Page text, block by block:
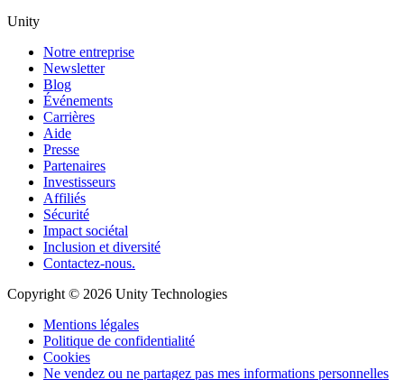
Unity
Notre entreprise
Newsletter
Blog
Événements
Carrières
Aide
Presse
Partenaires
Investisseurs
Affiliés
Sécurité
Impact sociétal
Inclusion et diversité
Contactez-nous.
Copyright © 2026 Unity Technologies
Mentions légales
Politique de confidentialité
Cookies
Ne vendez ou ne partagez pas mes informations personnelles